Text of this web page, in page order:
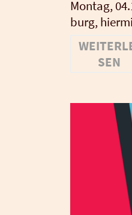
Mon­tag,
burg,
SEN